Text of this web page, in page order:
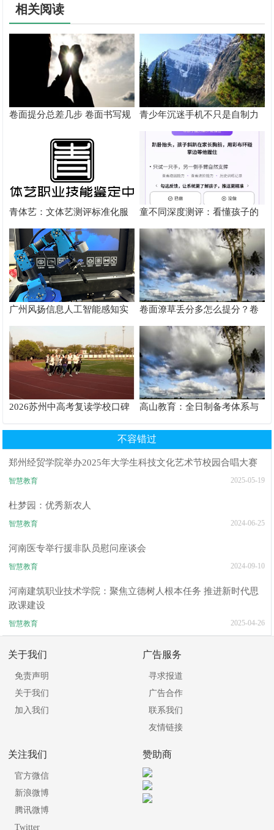
相关阅读
卷面提分总差几步 卷面书写规
青少年沉迷手机不只是自制力
差！陕西家长读懂背后的心理
根源
青体艺：文体艺测评标准化服
务体系解析
童不同深度测评：看懂孩子的
个性化育儿系统
广州风扬信息人工智能感知实
验箱测评解析
卷面潦草丢分多怎么提分？卷
面书写规范团体标准给出答案
2026苏州中高考复读学校口碑
高山教育：全日制备考体系与
不容错过
郑州经贸学院举办2025年大学生科技文化艺术节校园合唱大赛
智慧教育 2025-05-19
杜梦园：优秀新农人
智慧教育 2024-06-25
河南医专举行援非队员慰问座谈会
智慧教育 2024-09-10
河南建筑职业技术学院：聚焦立德树人根本任务 推进新时代思
政课建设
智慧教育 2025-04-26
关于我们
免责声明
关于我们
加入我们
广告服务
寻求报道
广告合作
联系我们
友情链接
关注我们
官方微信
新浪微博
腾讯微博
Twitter
赞助商